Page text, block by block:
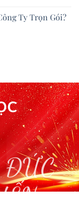
Ty Trọn Gói?
ĐỨC